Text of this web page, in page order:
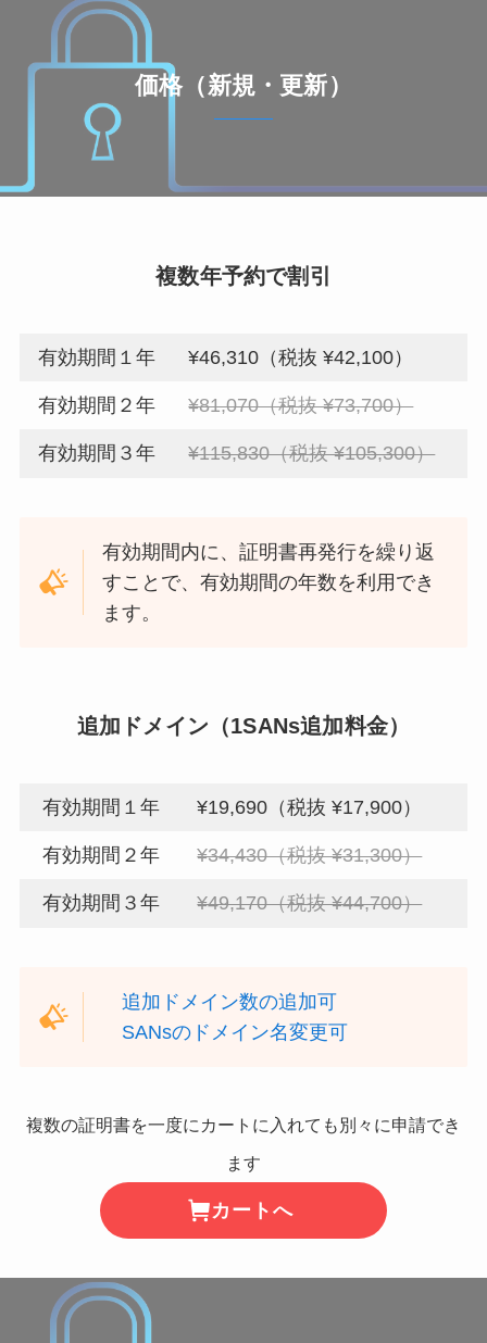
価格（新規・更新）
複数年予約で割引
有効期間１年 ¥46,310（税抜 ¥42,100）
有効期間２年 ¥81,070（税抜 ¥73,700）
有効期間３年 ¥115,830（税抜 ¥105,300）
有効期間内に、証明書再発行を繰り返
すことで、有効期間の年数を利用でき
ます。
追加ドメイン（1SANs追加料金）
有効期間１年 ¥19,690（税抜 ¥17,900）
有効期間２年 ¥34,430（税抜 ¥31,300）
有効期間３年 ¥49,170（税抜 ¥44,700）
追加ドメイン数の追加可
SANsのドメイン名変更可
複数の証明書を一度にカートに入れても別々に申請でき
ます
カートへ